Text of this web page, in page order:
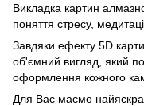
Викладка картин
поняття стресу,
Завдяки ефекту 5D
об'ємний вигляд, який
оформлення кожного
Для Вас маємо